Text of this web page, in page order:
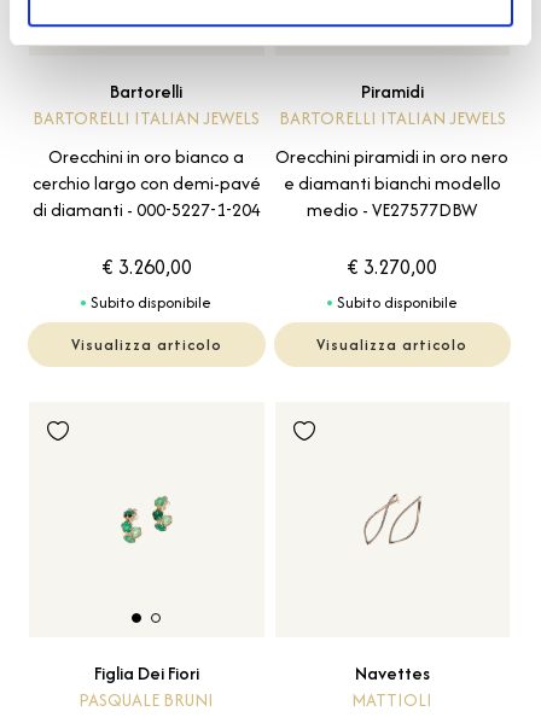
Bartorelli
BARTORELLI ITALIAN JEWELS
Orecchini in oro bianco a
cerchio largo con demi-pavé
di diamanti - 000-5227-1-204
€ 3.260,00
Subito disponibile
Visualizza articolo
Piramidi
BARTORELLI ITALIAN JEWELS
Orecchini piramidi in oro nero
e diamanti bianchi modello
medio - VE27577DBW
€ 3.270,00
Subito disponibile
Visualizza articolo
Figlia Dei Fiori
PASQUALE BRUNI
Navettes
MATTIOLI